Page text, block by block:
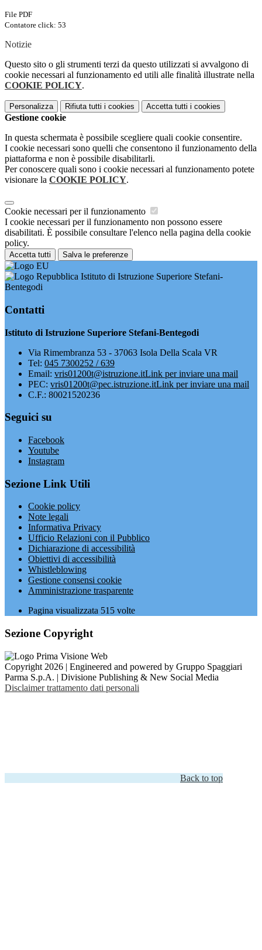
File PDF
Contatore click: 53
Notizie
Questo sito o gli strumenti terzi da questo utilizzati si avvalgono di
cookie necessari al funzionamento ed utili alle finalità illustrate nella
COOKIE POLICY.
Personalizza Rifiuta tutti i cookies Accetta tutti i cookies
Gestione cookie
In questa schermata è possibile scegliere quali cookie consentire.
I cookie necessari sono quelli che consentono il funzionamento della
piattaforma e non è possibile disabilitarli.
Per conoscere quali sono i cookie necessari al funzionamento potete
visionare la COOKIE POLICY.
Cookie necessari per il funzionamento
I cookie necessari per il funzionamento non possono essere
disabilitati. È possibile consultare l'elenco nella pagina della cookie
policy.
Accetta tutti Salva le preferenze
Istituto di Istruzione Superiore Stefani-
Bentegodi
Contatti
Istituto di Istruzione Superiore Stefani-Bentegodi
Via Rimembranza 53 - 37063 Isola Della Scala VR
Tel: 045 7300252 / 639
Email: vris01200t@istruzione.itLink per inviare una mail
PEC: vris01200t@pec.istruzione.itLink per inviare una mail
C.F.: 80021520236
Seguici su
Facebook
Youtube
Instagram
Sezione Link Utili
Cookie policy
Note legali
Informativa Privacy
Ufficio Relazioni con il Pubblico
Dichiarazione di accessibilità
Obiettivi di accessibilità
Whistleblowing
Gestione consensi cookie
Amministrazione trasparente
Pagina visualizzata 515 volte
Sezione Copyright
Copyright 2026 | Engineered and powered by Gruppo Spaggiari
Parma S.p.A. | Divisione Publishing & New Social Media
Disclaimer trattamento dati personali
Back to top